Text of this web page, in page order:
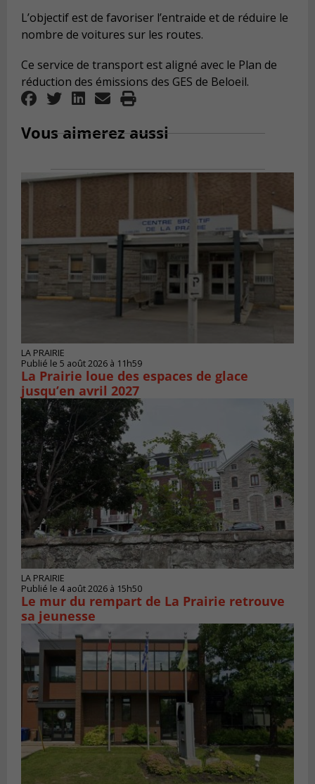
L’objectif est de favoriser l’entraide et de réduire le
nombre de voitures sur les routes.
Ce service de transport est aligné avec le Plan de
réduction des émissions des GES de Beloeil.
Vous aimerez aussi
LA PRAIRIE
Publié le 5 août 2026 à 11h59
La Prairie loue des espaces de glace
jusqu’en avril 2027
LA PRAIRIE
Publié le 4 août 2026 à 15h50
Le mur du rempart de La Prairie retrouve
sa jeunesse